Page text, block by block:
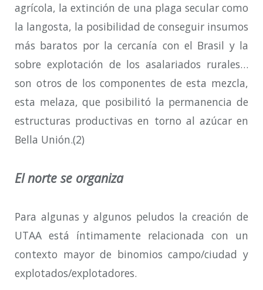
agrícola, la extinción de una plaga secular como
la langosta, la posibilidad de conseguir insumos
más baratos por la cercanía con el Brasil y la
sobre explotación de los asalariados rurales…
son otros de los componentes de esta mezcla,
esta melaza, que posibilitó la permanencia de
estructuras productivas en torno al azúcar en
Bella Unión.(2)
El norte se organiza
Para algunas y algunos peludos la creación de
UTAA está íntimamente relacionada con un
contexto mayor de binomios campo/ciudad y
explotados/explotadores.